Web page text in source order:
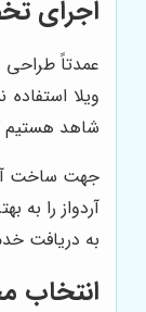
اجرای
عمدتاً
ویلا
شاهد هستیم
جهت ساخت
آردواز را
به دریافت
انتخاب